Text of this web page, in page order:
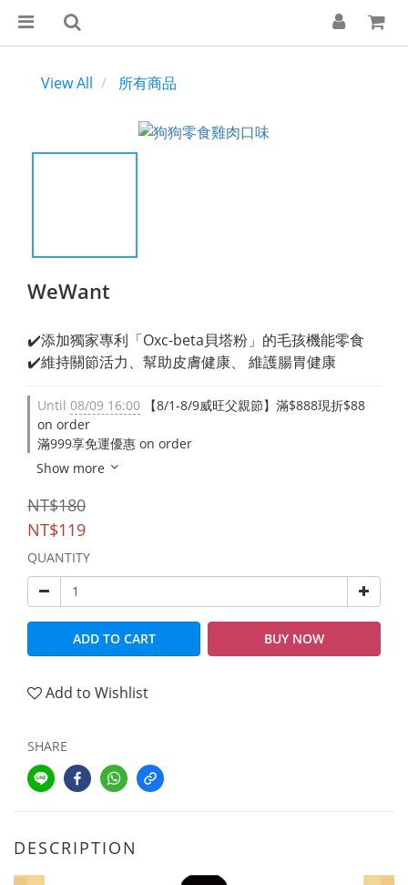
View All 所有商品
WeWant
✔️添加獨家專利「Oxc-beta貝塔粉」的毛孩機能零食
✔️維持關節活力、幫助皮膚健康、 維護腸胃健康
Until 08/09 16:00 【8/1-8/9威旺父親節】滿$888現折$88
on order
滿999享免運優惠 on order
Show more
NT$180
NT$119
QUANTITY
ADD TO CART BUY NOW
Add to Wishlist
SHARE
DESCRIPTION